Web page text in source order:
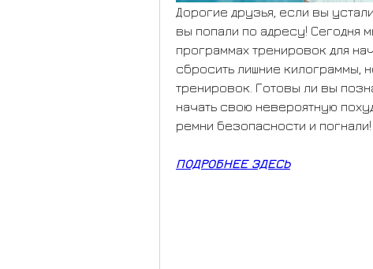
Дорогие друзья, если вы
вы попали по адресу! Сегодня
программах тренировок для
сбросить лишние килограммы,
тренировок. Готовы ли вы
начать свою невероятную
ремни безопасности и погнали!
ПОДРОБНЕЕ ЗДЕСЬ